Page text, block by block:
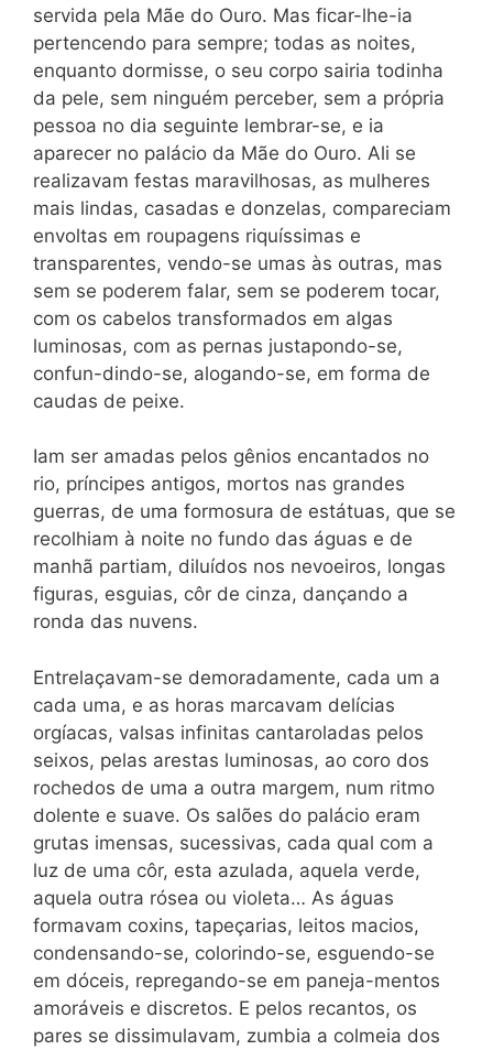
servida pela Mãe do Ouro. Mas ficar-lhe-ia
pertencendo para sempre; todas as noites,
enquanto dormisse, o seu corpo sairia todinha
da pele, sem ninguém perceber, sem a própria
pessoa no dia seguinte lembrar-se, e ia
aparecer no palácio da Mãe do Ouro. Ali se
realizavam festas maravilhosas, as mulheres
mais lindas, casadas e donzelas, compareciam
envoltas em roupagens riquíssimas e
transparentes, vendo-se umas às outras, mas
sem se poderem falar, sem se poderem tocar,
com os cabelos transformados em algas
luminosas, com as pernas justapondo-se,
confun-dindo-se, alogando-se, em forma de
caudas de peixe.
Iam ser amadas pelos gênios encantados no
rio, príncipes antigos, mortos nas grandes
guerras, de uma formosura de estátuas, que se
recolhiam à noite no fundo das águas e de
manhã partiam, diluídos nos nevoeiros, longas
figuras, esguias, côr de cinza, dançando a
ronda das nuvens.
Entrelaçavam-se demoradamente, cada um a
cada uma, e as horas marcavam delícias
orgíacas, valsas infinitas cantaroladas pelos
seixos, pelas arestas luminosas, ao coro dos
rochedos de uma a outra margem, num ritmo
dolente e suave. Os salões do palácio eram
grutas imensas, sucessivas, cada qual com a
luz de uma côr, esta azulada, aquela verde,
aquela outra rósea ou violeta… As águas
formavam coxins, tapeçarias, leitos macios,
condensando-se, colorindo-se, esguendo-se
em dóceis, repregando-se em paneja-mentos
amoráveis e discretos. E pelos recantos, os
pares se dissimulavam, zumbia a colmeia dos